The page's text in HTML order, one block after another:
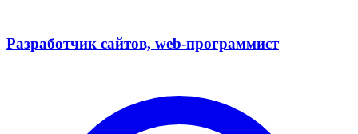
Разработчик сайтов, web-программист